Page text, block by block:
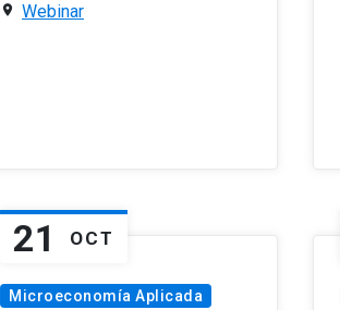
Webinar
21 OCT
Microeconomía Aplicada